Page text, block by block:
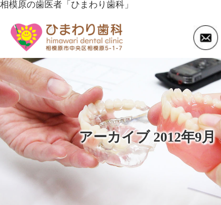
相模原の歯医者「ひまわり歯科」
アーカイブ 2012年9月